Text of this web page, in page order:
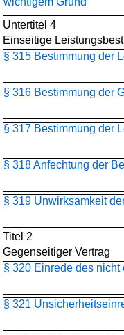
Untertitel 4
Einseitige
§ 315 Bestimmung der
§ 316 Bestimmung der
§ 317 Bestimmung der
§ 318 Anfechtung der
§ 319 Unwirksamkeit
Titel 2
Gegenseitiger Vertrag
§ 320 Einrede des nicht
§ 321